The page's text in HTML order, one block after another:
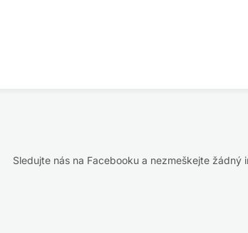
Sledujte nás na Facebooku a nezmeškejte žádný